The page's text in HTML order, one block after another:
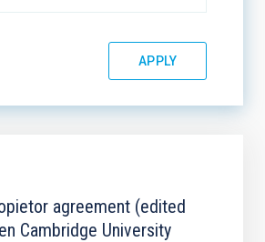
agreement (edited
Cambridge University